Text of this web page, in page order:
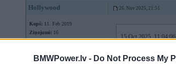
BMWPower.lv - Do Not Process My
Hollywood 26. Nov 2025, 21:51
Kopš: 11. Feb 2019
Ziņojumi: 16
Braucu ar:
15 Oct 2025,
S55 M3 M4 M2